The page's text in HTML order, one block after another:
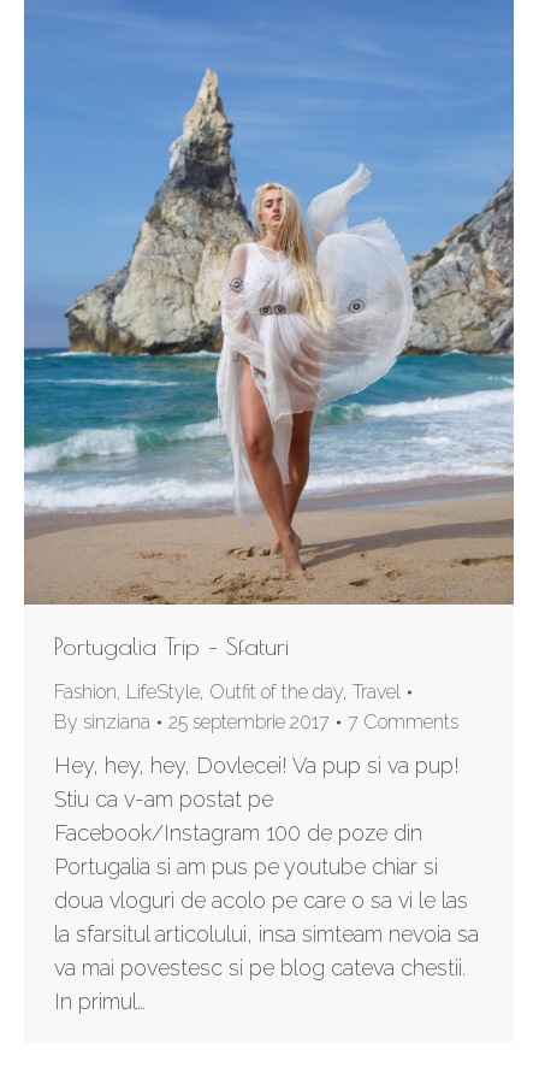
Portugalia Trip – Sfaturi
Fashion, LifeStyle, Outfit of the day, Travel
By sinziana 25 septembrie 2017 7 Comments
Hey, hey, hey, Dovlecei! Va pup si va pup!
Stiu ca v-am postat pe
Facebook/Instagram 100 de poze din
Portugalia si am pus pe youtube chiar si
doua vloguri de acolo pe care o sa vi le las
la sfarsitul articolului, insa simteam nevoia sa
va mai povestesc si pe blog cateva chestii.
In primul…